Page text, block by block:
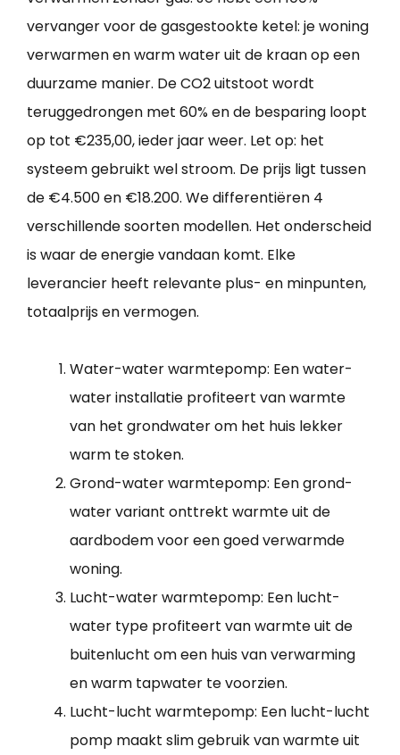
vervanger voor de gasgestookte ketel: je woning
verwarmen en warm water uit de kraan op een
duurzame manier. De CO2 uitstoot wordt
teruggedrongen met 60% en de besparing loopt
op tot €235,00, ieder jaar weer. Let op: het
systeem gebruikt wel stroom. De prijs ligt tussen
de €4.500 en €18.200. We differentiëren 4
verschillende soorten modellen. Het onderscheid
is waar de energie vandaan komt. Elke
leverancier heeft relevante plus- en minpunten,
totaalprijs en vermogen.
Water-water warmtepomp: Een water-
water installatie profiteert van warmte
van het grondwater om het huis lekker
warm te stoken.
Grond-water warmtepomp: Een grond-
water variant onttrekt warmte uit de
aardbodem voor een goed verwarmde
woning.
Lucht-water warmtepomp: Een lucht-
water type profiteert van warmte uit de
buitenlucht om een huis van verwarming
en warm tapwater te voorzien.
Lucht-lucht warmtepomp: Een lucht-lucht
pomp maakt slim gebruik van warmte uit